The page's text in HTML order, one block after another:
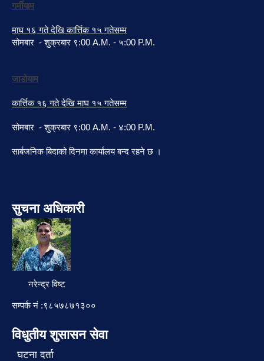
गर्मीयाम
माघ १६ गते देखि कार्त्तिक १५ गतेसम्म
सोमबार - शुक्रबार ९:00 A.M. - ५:00 P.M.
जाडोयाम
कार्त्तिक १६ गते देखि माघ १५ गतेसम्म
सोमबार - शुक्रबार ९:00 A.M. - ४:00 P.M.
सार्बजनिक बिदाको दिनमा कार्यालय बन्द रहने छ ।
सुचना अधिकारी
नरेन्द्र विष्ट
सम्पर्क नं :९८५७८७१३००
विधुतीय शुसासन सेवा
घटना दर्ता